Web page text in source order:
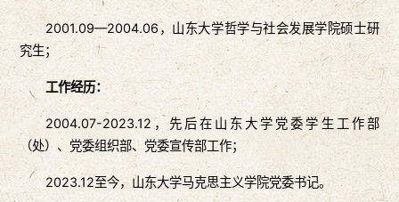
2001.09—2004.06，山东大学哲学与社会发展学院硕士研
究生；
工作经历：
2004.07-2023.12，先后在山东大学党委学生工作部
（处）、党委组织部、党委宣传部工作；
2023.12至今，山东大学马克思主义学院党委书记。